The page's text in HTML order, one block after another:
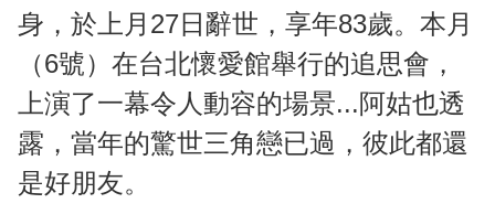
身，於上月27日辭世，享年83歲。本月
（6號）在台北懷愛館舉行的追思會，
上演了一幕令人動容的場景...阿姑也透
露，當年的驚世三角戀已過，彼此都還
是好朋友。